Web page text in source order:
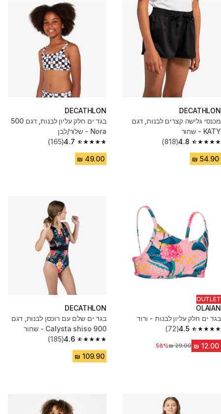
DECATHLON
מכנסי גלישה קצרים לבנות, דגם
KATY - שחור
4.8
4.8 out of 5 stars from 818 reviews
(818)
DECATHLON
בגד ים חלק עליון לבנות, דגם 500
Nora - שלור/לבן
4.7
4.7 out of 5 stars from 165 reviews
(165)
OUTLET
OLAIAN
בגד ים חלק עליון לבנות - ורוד
4.5
4.5 out of 5 stars from 72 reviews
(72)
מחיר לפני הנחה‏29.00 ₪
58%
DECATHLON
בגד ים שלם עם רוכסן לבנות, דגם
900 Calysta shiso - שחור
4.6
4.6 out of 5 stars from 185 reviews
(185)